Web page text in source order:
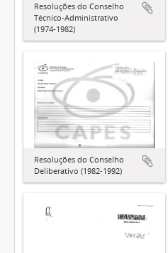
Resoluções do Conselho
Técnico-Administrativo
(1974-1982)
Resoluções do Conselho
Deliberativo (1982-1992)